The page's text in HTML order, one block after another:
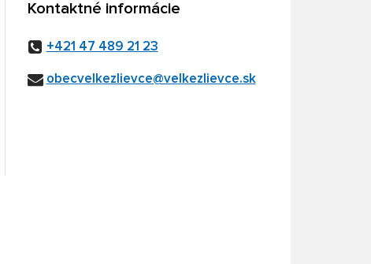
Kontaktné informácie
+421 47 489 21 23
obecvelkezlievce@velkezlievce.sk